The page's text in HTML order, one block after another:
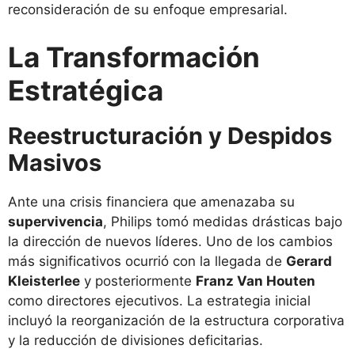
reconsideración de su enfoque empresarial.
La Transformación
Estratégica
Reestructuración y Despidos
Masivos
Ante una crisis financiera que amenazaba su
supervivencia, Philips tomó medidas drásticas bajo
la dirección de nuevos líderes. Uno de los cambios
más significativos ocurrió con la llegada de Gerard
Kleisterlee y posteriormente Franz Van Houten
como directores ejecutivos. La estrategia inicial
incluyó la reorganización de la estructura corporativa
y la reducción de divisiones deficitarias.